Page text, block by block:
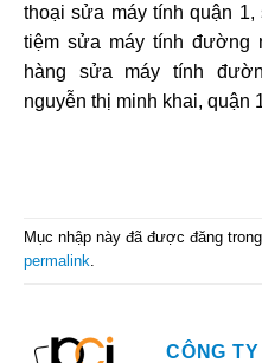
thoại sửa máy tính quận
tiệm sửa máy tính đường
hàng sửa máy tính
nguyễn thị minh khai, quận
Mục nhập này đã được đăng trong
permalink.
CÔNG TY